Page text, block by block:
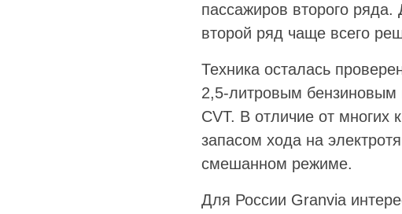
пассажиров второго
второй ряд чаще всего
Техника осталась
2,5-литровым
CVT. В отличие от многих
запасом хода на
смешанном режиме.
Для России Granvia